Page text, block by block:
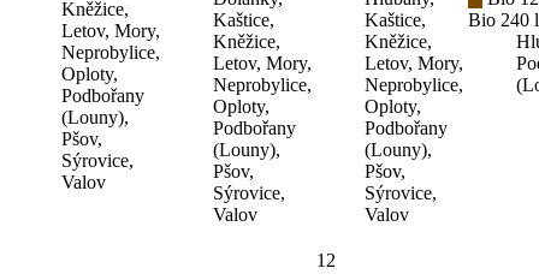
Kněžice,
Letov, Mory,
Neprobylice,
Oploty,
Podbořany
(Louny),
Pšov,
Sýrovice,
Valov
Kaštice,
Kněžice,
Letov, Mory,
Neprobylice,
Oploty,
Podbořany
(Louny),
Pšov,
Sýrovice,
Valov
Kaštice,
Kněžice,
Letov, Mory,
Neprobylice,
Oploty,
Podbořany
(Louny),
Pšov,
Sýrovice,
Valov
Bio 240 l
12